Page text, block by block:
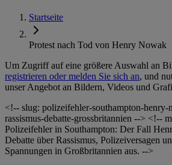
Startseite
Protest nach Tod von Henry Nowak
Um Zugriff auf eine größere Auswahl an
registrieren oder melden Sie sich an, und
unser Angebot an Bildern, Videos und
<!-- slug: polizeifehler-southampton-
rassismus-debatte-grossbritannien --> <!--
Polizeifehler in Southampton: Der Fall
Debatte über Rassismus, Polizeiversagen
Spannungen in Großbritannien aus. -->